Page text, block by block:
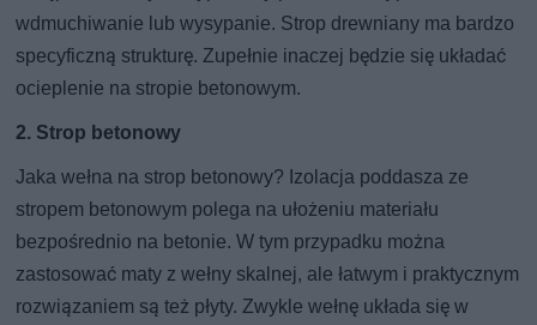
wdmuchiwanie lub wysypanie. Strop drewniany ma bardzo
specyficzną strukturę. Zupełnie inaczej będzie się układać
ocieplenie na stropie betonowym.
2. Strop betonowy
Jaka wełna na strop betonowy? Izolacja poddasza ze
stropem betonowym polega na ułożeniu materiału
bezpośrednio na betonie. W tym przypadku można
zastosować maty z wełny skalnej, ale łatwym i praktycznym
rozwiązaniem są też płyty. Zwykle wełnę układa się w